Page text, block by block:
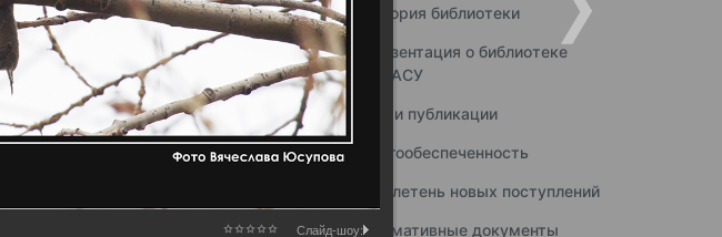
История библиотеки
Презентация о библиотеке
ННГАСУ
Наши публикации
Книгообеспеченность
Бюллетень новых поступлений
Нормативные документы
Слайд-шоу: